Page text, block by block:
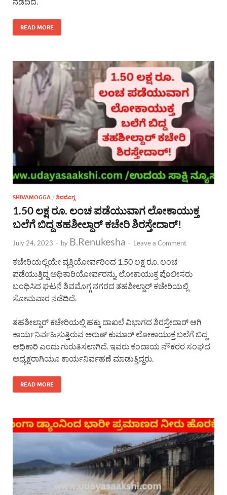
READ MORE
SHIVAMOGGA / ಶಿವಮೊಗ್ಗ
1.50 ಲಕ್ಷ ರೂ. ಲಂಚ ಪಡೆಯುವಾಗ ಲೋಕಾಯುಕ್ತ
ಬಲೆಗೆ ಬಿದ್ದ ತಹಶೀಲ್ದಾರ್ ಕಚೇರಿ ಶಿರಸ್ತೇದಾರ್!
July 24, 2023 - by B.Renukesha - Leave a Comment
ಕಚೇರಿಯಲ್ಲಿಯೇ ವ್ಯಕ್ತಿಯೋರ್ವರಿಂದ 1.50 ಲಕ್ಷ ರೂ. ಲಂಚ
ಪಡೆಯುತ್ತಿದ್ದ ಅಧಿಕಾರಿಯೋರ್ವರನ್ನು, ಲೋಕಾಯುಕ್ತ ಪೊಲೀಸರು
ಬಂಧಿಸಿದ ಘಟನೆ ಶಿವಮೊಗ್ಗ ನಗರದ ತಹಶೀಲ್ದಾರ್ ಕಚೇರಿಯಲ್ಲಿ
ಸೋಮವಾರ ನಡೆದಿದೆ.
ತಹಶೀಲ್ದಾರ್ ಕಚೇರಿಯಲ್ಲಿ ಹಕ್ಕು ದಾಖಲೆ ವಿಭಾಗದ ಶಿರಸ್ತೇದಾರ್ ಆಗಿ
ಕಾರ್ಯನಿರ್ವಹಿಸುತ್ತಿರುವ ಅರುಣ್ ಕುಮಾರ್ ಲೋಕಾಯುಕ್ತ ಬಲೆಗೆ ಬಿದ್ದ
ಅಧಿಕಾರಿ ಎಂದು ಗುರುತಿಸಲಾಗಿದೆ. ಇವರು ಕಂದಾಯ ನೌಕರರ ಸಂಘದ
ಅಧ್ಯಕ್ಷರಾಗಿಯೂ ಕಾರ್ಯನಿರ್ವಹಣೆ ಮಾಡುತ್ತಿದ್ದರು.
READ MORE